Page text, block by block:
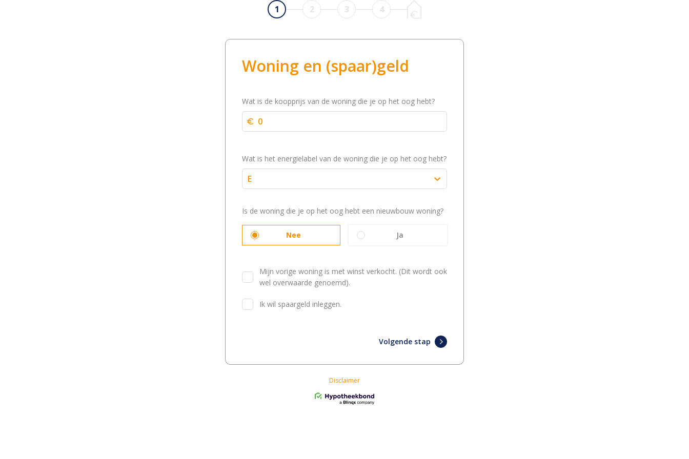
1 2 3 4
Woning en (spaar)geld
Wat is de koopprijs van de woning die je op het oog hebt?
Wat is het energielabel van de woning die je op het oog hebt?
E
Is de woning die je op het oog hebt een nieuwbouw woning?
Nee Ja
Mijn vorige woning is met winst verkocht. (Dit wordt ook
wel overwaarde genoemd).
Ik wil spaargeld inleggen.
Volgende stap
Disclaimer